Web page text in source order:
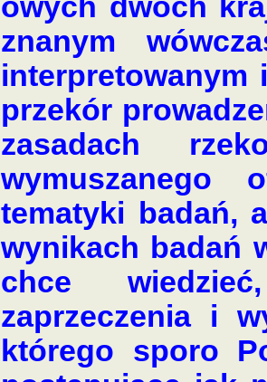
owych dwóch
znanym
interpretowanym
przekór
zasadach
wymuszanego
tematyki badań,
wynikach badań
chce
zaprzeczenia i
którego sporo